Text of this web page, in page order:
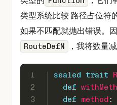
类型系统比较 路径占位符
如果不匹配就抛出错误。
RouteDefN ，我将数量
1
2
3
sealed trait
def
def
method :